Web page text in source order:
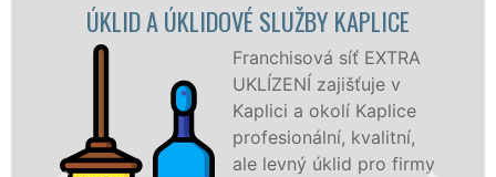
ÚKLIDOVÉ SLUŽBY KAPLICE
Franchisová síť EXTRA
UKLÍZENÍ zajišťuje v
Kaplici a okolí Kaplice
profesionální, kvalitní,
ale levný úklid pro firmy
ÚKLIDOVÁ